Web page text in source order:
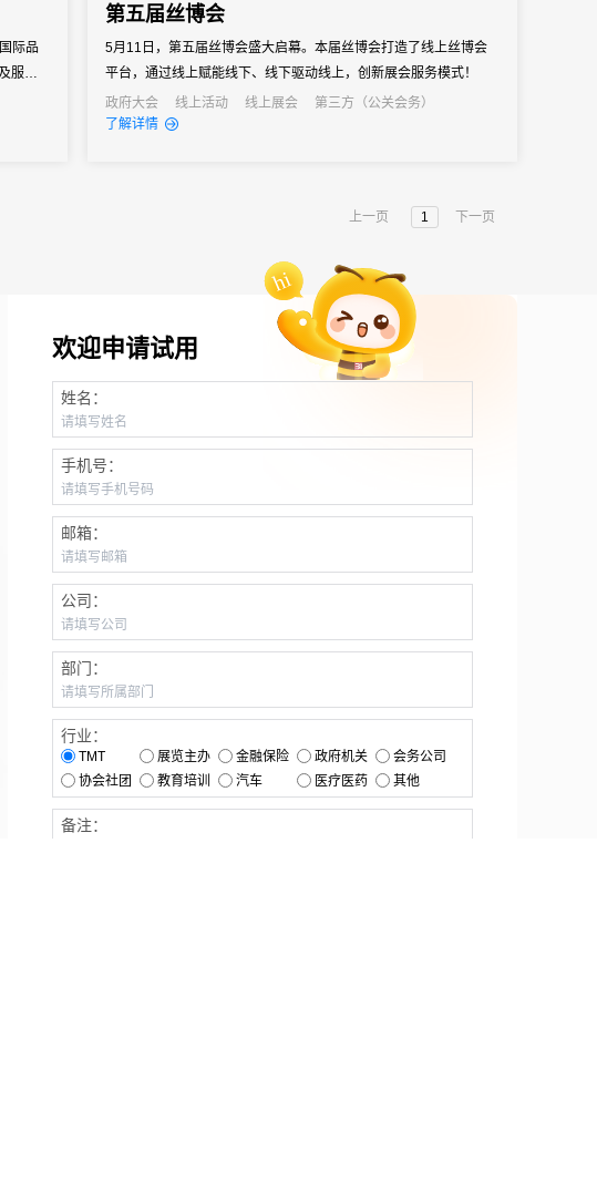
际品
服务
澳门
第五届丝博会
5月11日，第五届丝博会盛大启幕。本届丝博会打造了线上丝博会
平台，通过线上赋能线下、线下驱动线上，创新展会服务模式！
政府大会
线上活动 线上展会
第三方（公关会务）
了解详情
上一页 1 下一页
欢迎申请试用
姓名：
手机号：
邮箱：
公司：
部门：
行业：
TMT 展览主办 金融保险 政府机关
会务公司
协会社团
教育培训 汽车 医疗医药 其他
备注：